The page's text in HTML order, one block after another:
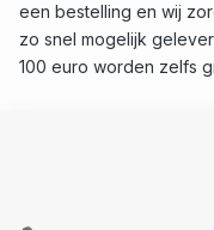
een bestelling en wij
zo snel mogelijk
100 euro worden zelfs